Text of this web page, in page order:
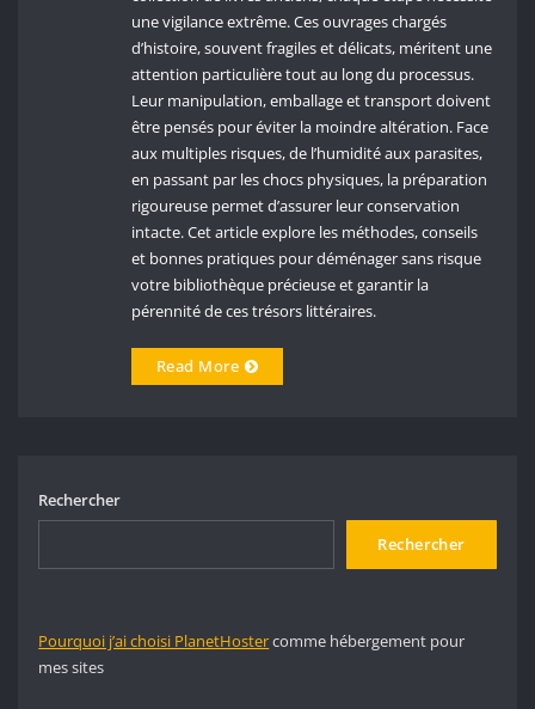
une vigilance extrême. Ces ouvrages chargés
d’histoire, souvent fragiles et délicats, méritent une
attention particulière tout au long du processus.
Leur manipulation, emballage et transport doivent
être pensés pour éviter la moindre altération. Face
aux multiples risques, de l’humidité aux parasites,
en passant par les chocs physiques, la préparation
rigoureuse permet d’assurer leur conservation
intacte. Cet article explore les méthodes, conseils
et bonnes pratiques pour déménager sans risque
votre bibliothèque précieuse et garantir la
pérennité de ces trésors littéraires.
Read More
Rechercher
Rechercher
Pourquoi j’ai choisi PlanetHostercomme hébergement pour
mes sites